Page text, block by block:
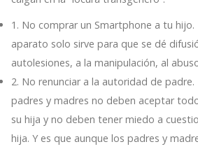
1. No comprar un Smartphone a tu
aparato solo sirve para que se dé
autolesiones, a la manipulación, al
2. No renunciar a la autoridad de
padres y madres no deben aceptar
su hija y no deben tener miedo a
hija. Y es que aunque los padres y